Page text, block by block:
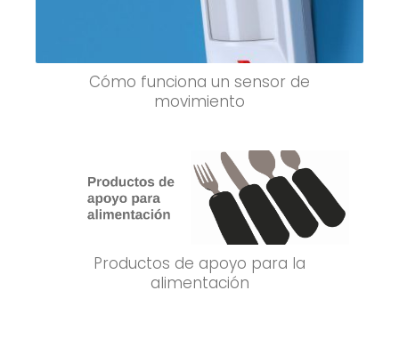
Cómo funciona un sensor de
movimiento
Productos de apoyo para la
alimentación